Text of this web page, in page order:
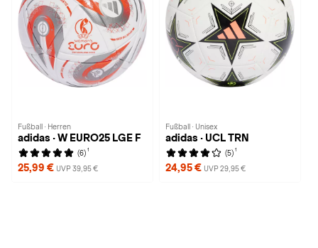
Fußball · Herren
adidas · W EURO25 LGE F
(6) 1
25,99 € UVP 39,95 €
Fußball · Unisex
adidas · UCL TRN
(5) 1
24,95 € UVP 29,95 €